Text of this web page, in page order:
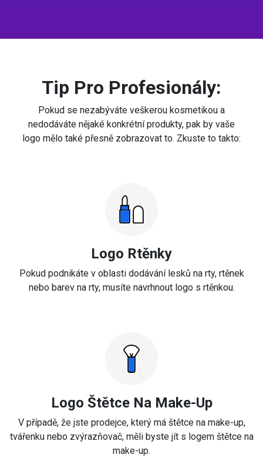
Tip Pro Profesionály:
Pokud se nezabýváte veškerou kosmetikou a
nedodáváte nějaké konkrétní produkty, pak by vaše
logo mělo také přesně zobrazovat to. Zkuste to takto:
Logo Rtěnky
Pokud podnikáte v oblasti dodávání lesků na rty, rtěnek
nebo barev na rty, musíte navrhnout logo s rtěnkou.
Logo Štětce Na Make-Up
V případě, že jste prodejce, který má štětce na make-up,
tvářenku nebo zvýrazňovač, měli byste jít s logem štětce na
make-up.